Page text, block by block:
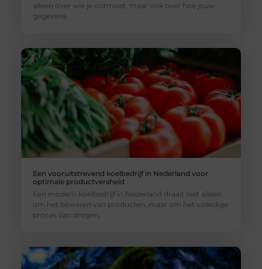
alleen over wie je ontmoet, maar ook over hoe jouw
gegevens
Een vooruitstrevend koelbedrijf in Nederland voor
optimale productversheid
Een modern koelbedrijf in Nederland draait niet alleen
om het bewaren van producten, maar om het volledige
proces van drogen,